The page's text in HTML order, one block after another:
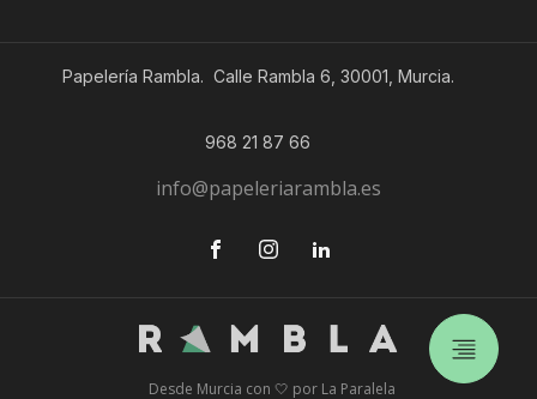
Papelería Rambla. Calle Rambla 6, 30001, Murcia.
968 21 87 66
info@papeleriarambla.es
Desde Murcia con 🤍 por La Paralela